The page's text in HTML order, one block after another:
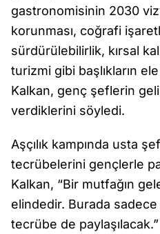
gastronomisinin 2030
korunması, coğrafi
sürdürülebilirlik, kırsal
turizmi gibi başlıkların ele
Kalkan, genç şeflerin
verdiklerini söyledi.
Aşçılık kampında usta
tecrübelerini gençlerle
Kalkan, “Bir mutfağın
elindedir. Burada
tecrübe de